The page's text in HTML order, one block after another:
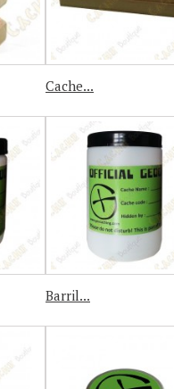
Cache...
Barril...